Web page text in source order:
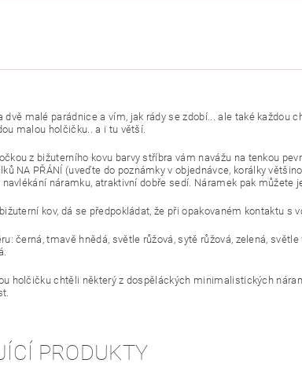
dvě malé parádnice a vím, jak rády se zdobí... ale také
malou holčičku.. a i tu větší.
z bižuterního kovu barvy stříbra vám navážu na tenkou
NA PŘÁNÍ (uveďte do poznámky v objednávce, korálky
náramku, atraktivní dobře sedí. Náramek pak můžete
kov, dá se předpokládat, že při opakovaném kontaktu s
černá, tmavě hnědá, světle růžová, sytě růžová, zelená,
holčičku chtěli některý z dospěláckých minimalistických
PRODUKTY